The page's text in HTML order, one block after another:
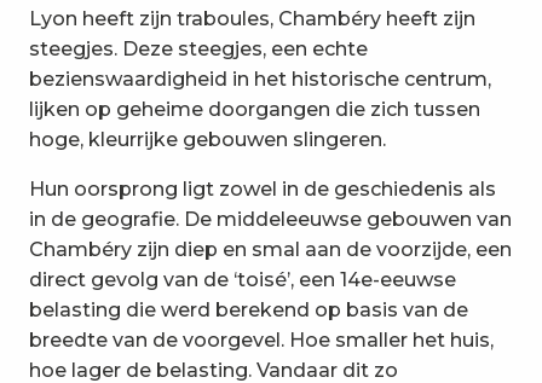
Lyon heeft zijn traboules, Chambéry heeft zijn
steegjes. Deze steegjes, een echte
bezienswaardigheid in het historische centrum,
lijken op geheime doorgangen die zich tussen
hoge, kleurrijke gebouwen slingeren.
Hun oorsprong ligt zowel in de geschiedenis als
in de geografie. De middeleeuwse gebouwen van
Chambéry zijn diep en smal aan de voorzijde, een
direct gevolg van de ‘toisé’, een 14e-eeuwse
belasting die werd berekend op basis van de
breedte van de voorgevel. Hoe smaller het huis,
hoe lager de belasting. Vandaar dit zo